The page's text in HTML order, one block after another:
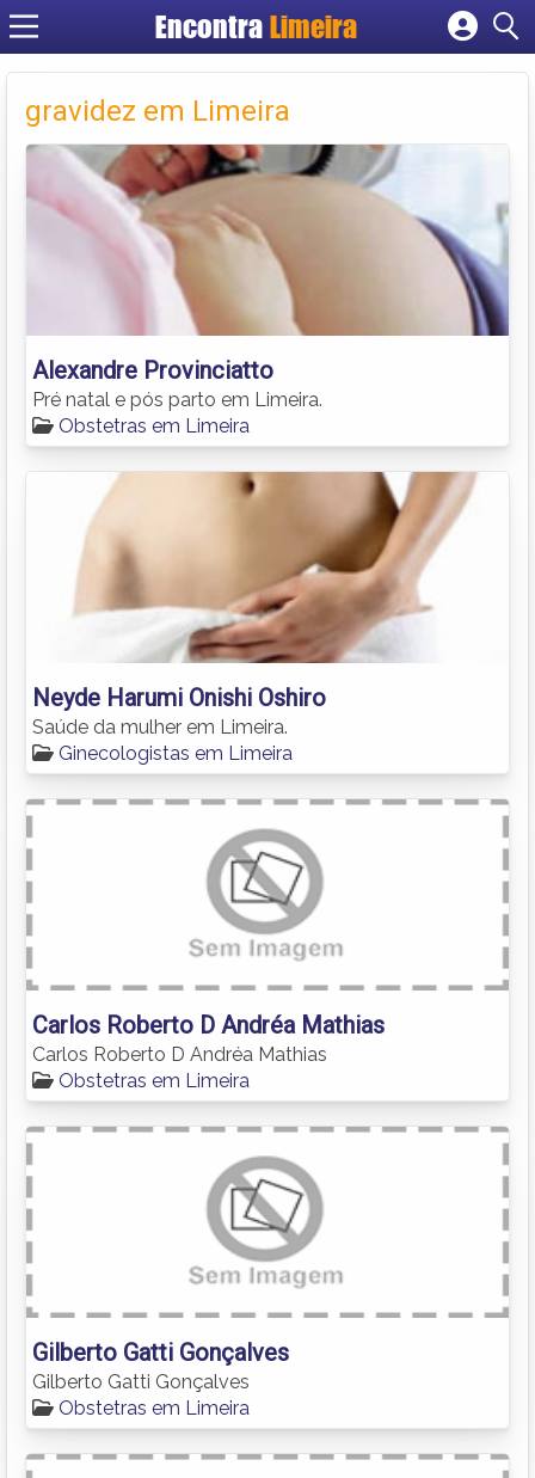
Encontra Limeira
Cadastrar empresa
Criar conta
gravidez em Limeira
Alexandre Provinciatto
Pré natal e pós parto em Limeira.
Obstetras em Limeira
Neyde Harumi Onishi Oshiro
Saúde da mulher em Limeira.
Ginecologistas em Limeira
Carlos Roberto D Andréa Mathias
Carlos Roberto D Andréa Mathias
Obstetras em Limeira
Gilberto Gatti Gonçalves
Gilberto Gatti Gonçalves
Obstetras em Limeira